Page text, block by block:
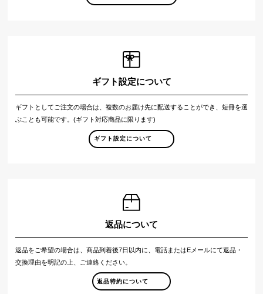
ギフト設定について
ギフトとしてご注文の場合は、複数のお届け先に配送することができ、短冊を選
ぶことも可能です。(ギフト対応商品に限ります)
ギフト設定について
返品について
返品をご希望の場合は、商品到着後7日以内に、電話またはEメールにて返品・
交換理由を明記の上、ご連絡ください。
返品特約について